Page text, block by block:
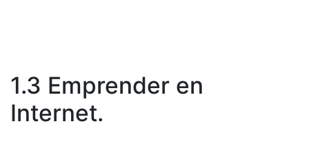
1.3 Emprender en
Internet.